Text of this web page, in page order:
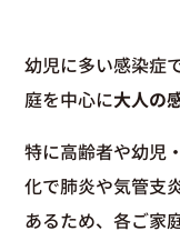
幼児に多い感染症
庭を中心に大人の
特に高齢者や幼児
化で肺炎や気管支
あるため、各ご家